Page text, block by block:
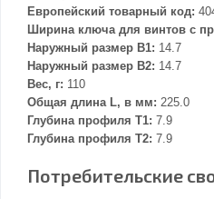
Европейский товарный код:
Ширина ключа для винтов с
Наружный размер В1: 14.7
Наружный размер В2: 14.7
Вес, г: 110
Общая длина L, в мм: 225.0
Глубина профиля T1: 7.9
Глубина профиля T2: 7.9
Потребительские